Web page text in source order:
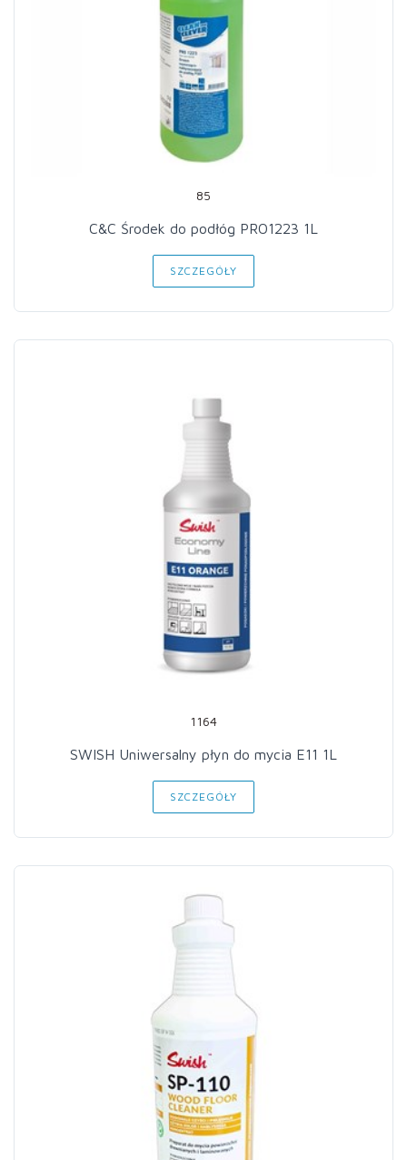
85
C&C Środek do podłóg PRO1223 1L
SZCZEGÓŁY
1164
SWISH Uniwersalny płyn do mycia E11 1L
SZCZEGÓŁY